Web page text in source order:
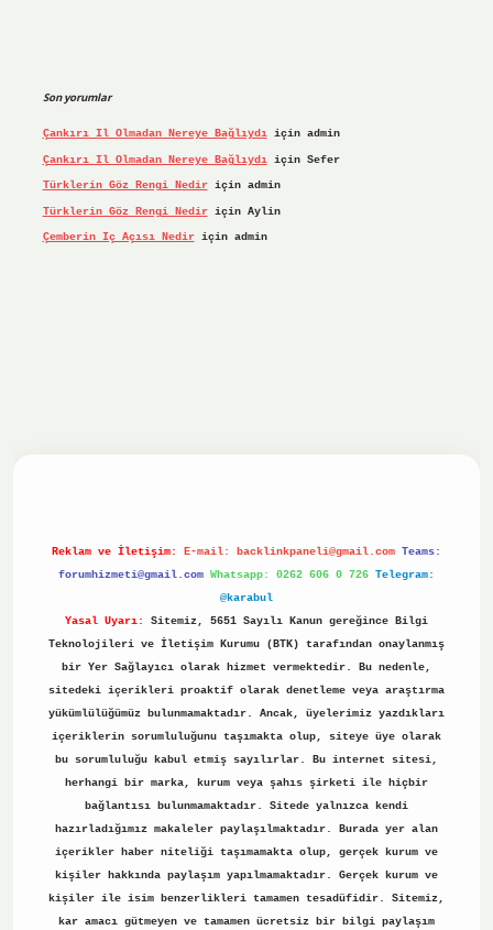
Son yorumlar
Çankırı Il Olmadan Nereye Bağlıydıiçin admin
Çankırı Il Olmadan Nereye Bağlıydıiçin Sefer
Türklerin Göz Rengi Nediriçin admin
Türklerin Göz Rengi Nediriçin Aylin
Çemberin Iç Açısı Nediriçin admin
Reklam ve İletişim: E-mail: backlinkpaneli@gmail.com Teams:
forumhizmeti@gmail.com Whatsapp: 0262 606 0 726 Telegram:
@karabul
Yasal Uyarı:
Sitemiz, 5651 Sayılı Kanun gereğince Bilgi
Teknolojileri ve İletişim Kurumu (BTK) tarafından onaylanmış
bir Yer Sağlayıcı olarak hizmet vermektedir. Bu nedenle,
sitedeki içerikleri proaktif olarak denetleme veya araştırma
yükümlülüğümüz bulunmamaktadır. Ancak, üyelerimiz yazdıkları
içeriklerin sorumluluğunu taşımakta olup, siteye üye olarak
bu sorumluluğu kabul etmiş sayılırlar. Bu internet sitesi,
herhangi bir marka, kurum veya şahıs şirketi ile hiçbir
bağlantısı bulunmamaktadır. Sitede yalnızca kendi
hazırladığımız makaleler paylaşılmaktadır. Burada yer alan
içerikler haber niteliği taşımamakta olup, gerçek kurum ve
kişiler hakkında paylaşım yapılmamaktadır. Gerçek kurum ve
kişiler ile isim benzerlikleri tamamen tesadüfidir. Sitemiz,
kar amacı gütmeyen ve tamamen ücretsiz bir bilgi paylaşım